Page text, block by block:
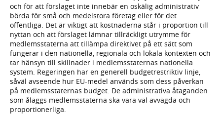
och för att förslaget inte innebär en oskälig administrativ
börda för små och medelstora företag eller för det
offentliga. Det är viktigt att kostnaderna står i proportion till
nyttan och att förslaget lämnar tillräckligt utrymme för
medlemsstaterna att tillämpa direktivet på ett sätt som
fungerar i den nationella, regionala och lokala kontexten och
tar hänsyn till skillnader i medlemsstaternas nationella
system. Regeringen har en generell budgetrestriktiv linje,
såväl avseende hur EU-medel används som dess påverkan
på medlemsstaternas budget. De administrativa åtaganden
som åläggs medlemsstaterna ska vara väl avvägda och
proportionerliga.